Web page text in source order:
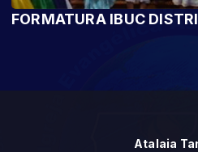
FORMATURA IBUC
Atalaia